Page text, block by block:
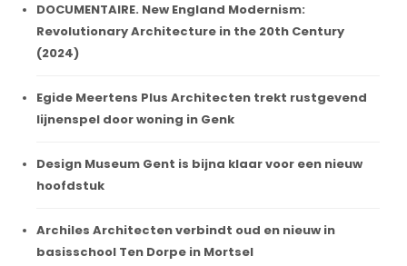
DOCUMENTAIRE. New England Modernism:
Revolutionary Architecture in the 20th Century
(2024)
Egide Meertens Plus Architecten trekt rustgevend
lijnenspel door woning in Genk
Design Museum Gent is bijna klaar voor een nieuw
hoofdstuk
Archiles Architecten verbindt oud en nieuw in
basisschool Ten Dorpe in Mortsel